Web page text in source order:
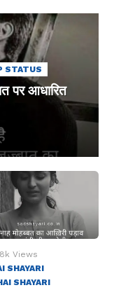
STATUS
पर आधारित
Views
SHAYARI
SHAYARI